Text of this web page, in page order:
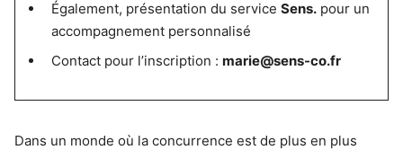
Également, présentation du service Sens.pour un
accompagnement personnalisé
Contact pour l’inscription : marie@sens-co.fr
Dans un monde où la concurrence est de plus en plus